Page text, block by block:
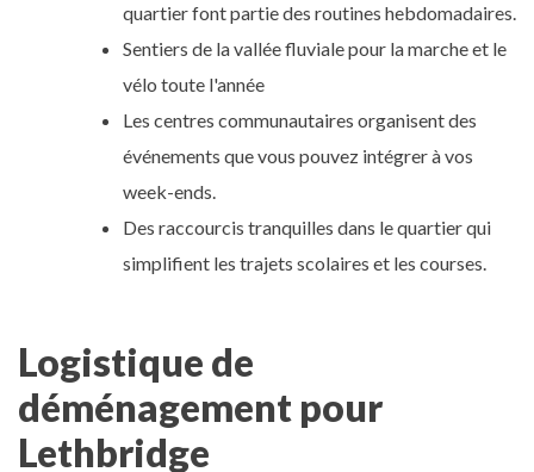
quartier font partie des routines hebdomadaires.
Sentiers de la vallée fluviale pour la marche et le
vélo toute l'année
Les centres communautaires organisent des
événements que vous pouvez intégrer à vos
week-ends.
Des raccourcis tranquilles dans le quartier qui
simplifient les trajets scolaires et les courses.
Logistique de
déménagement pour
Lethbridge